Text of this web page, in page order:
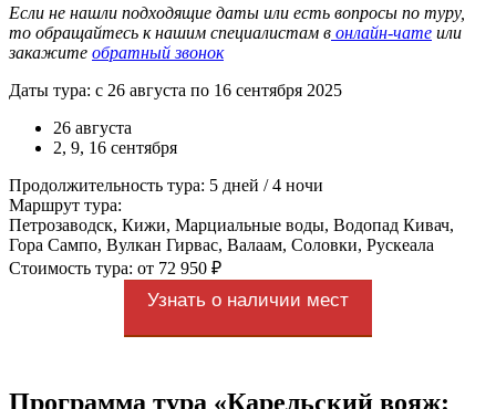
Если не нашли подходящие даты или есть вопросы по туру,
то обращайтесь к нашим специалистам в онлайн-чате или
закажите обратный звонок
Даты тура: с 26 августа по 16 сентября 2025
26 августа
2, 9, 16 сентября
Продолжительность тура: 5 дней / 4 ночи
Маршрут тура:
Петрозаводск, Кижи, Марциальные воды, Водопад Кивач,
Гора Сампо, Вулкан Гирвас, Валаам, Соловки, Рускеала
Стоимость тура: от 72 950 ₽
Узнать о наличии мест
Программа тура «Карельский вояж: